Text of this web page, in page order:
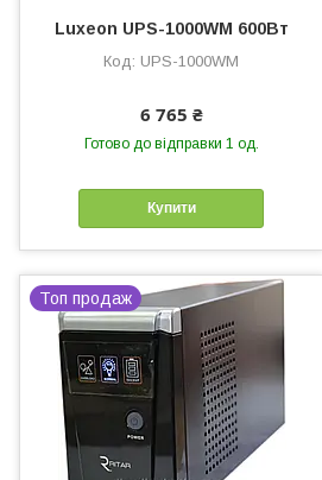
Luxeon UPS-1000WM 600Вт
UPS-1000WM
6 765 ₴
Готово до відправки 1 од.
Купити
Топ продаж